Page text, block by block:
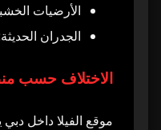
الأرضيات
الجدران
الاختلاف حسب
موقع الفيلا داخل دبي